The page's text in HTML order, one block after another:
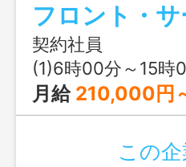
契約社員
(1)6時00分～15時00分
月給 210,000円
この